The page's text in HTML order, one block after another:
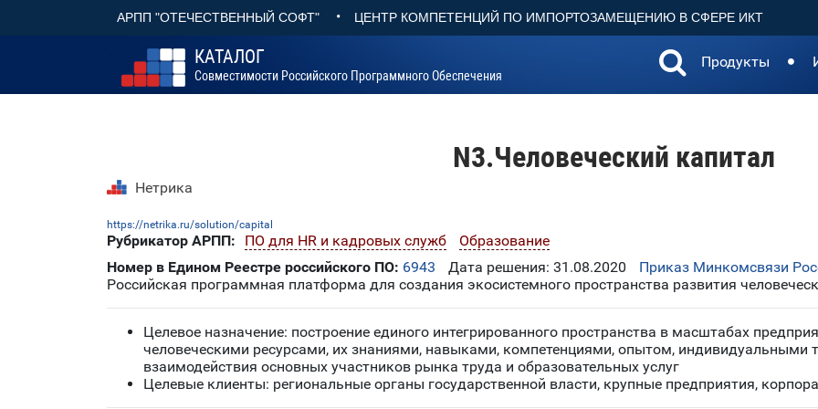
АРПП "ОТЕЧЕСТВЕННЫЙ СОФТ" • ЦЕНТР КОМПЕТЕНЦИЙ ПО ИМПОРТОЗАМЕЩЕНИЮ В СФЕРЕ ИКТ
КАТАЛОГ
Совместимости Российского Программного Обеспечения
Продукты
N3.Человеческий капитал
Нетрика
https://netrika.ru/solution/capital
Рубрикатор АРПП: ПО для HR и кадровых служб
Образование
Номер в Едином Реестре российского ПО: 6943 Дата решения: 31.08.2020
Приказ Минкомсвязи
Российская программная платформа для создания экосистемного пространства развития
Целевое назначение: построение единого интегрированного пространства в масштабах
человеческими ресурсами, их знаниями, навыками, компетенциями, опытом, индивидуальными
взаимодействия основных участников рынка труда и образовательных услуг
Целевые клиенты: региональные органы государственной власти, крупные предприятия,